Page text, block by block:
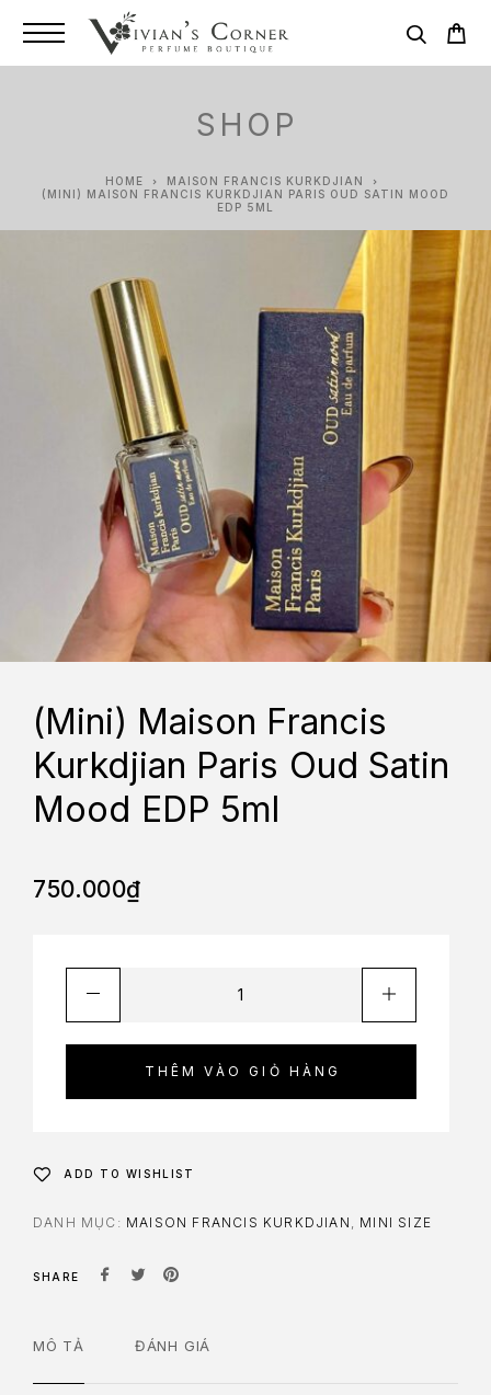
SHOP
HOME
MAISON FRANCIS KURKDJIAN
(MINI) MAISON FRANCIS KURKDJIAN PARIS OUD SATIN MOOD
EDP 5ML
(Mini) Maison Francis
Kurkdjian Paris Oud Satin
Mood EDP 5ml
750.000₫
THÊM VÀO GIỎ HÀNG
ADD TO WISHLIST
DANH MỤC: MAISON FRANCIS KURKDJIAN , MINI SIZE
SHARE
MÔ TẢ ĐÁNH GIÁ